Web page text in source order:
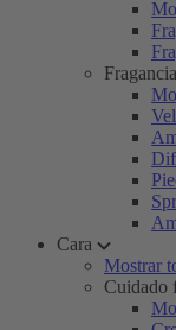
Cara
Mostrar
Cuidado